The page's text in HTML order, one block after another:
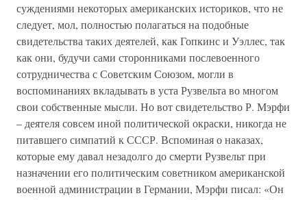
суждениями некоторых американских историков, что не
следует, мол, полностью полагаться на подобные
свидетельства таких деятелей, как Гопкинс и Уэллес, так
как они, будучи сами сторонниками послевоенного
сотрудничества с Советским Союзом, могли в
воспоминаниях вкладывать в уста Рузвельта во многом
свои собственные мысли. Но вот свидетельство Р. Мэрфи
– деятеля совсем иной политической окраски, никогда не
питавшего симпатий к СССР. Вспоминая о наказах,
которые ему давал незадолго до смерти Рузвельт при
назначении его политическим советником американской
военной администрации в Германии, Мэрфи писал: «Он